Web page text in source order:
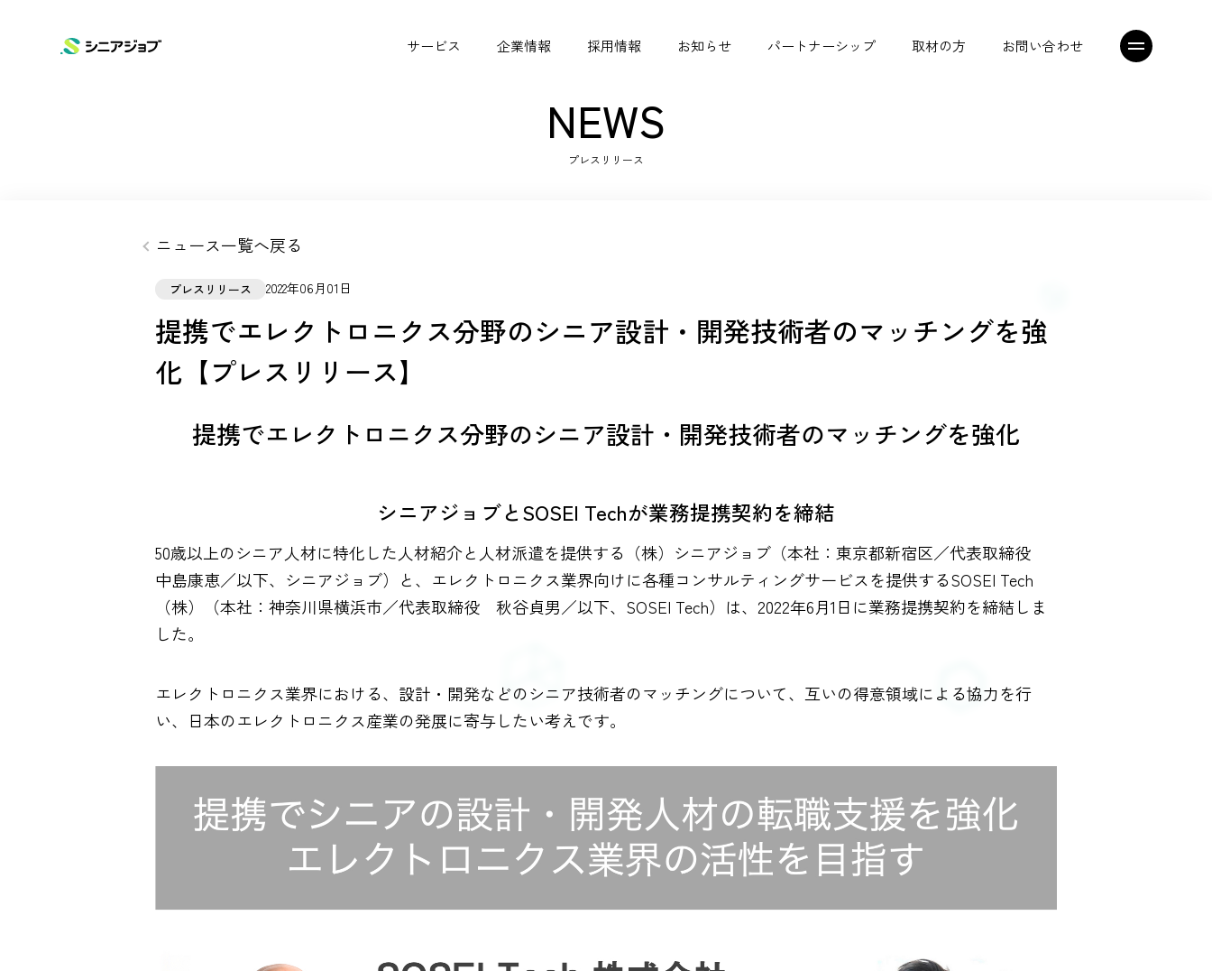
サービス 企業情報 採用情報 お知らせ パートナーシップ 取材の方 お問い合わせ
NEWS
プレスリリース
ニュース一覧へ戻る
プレスリリース 2022年06月01日
提携でエレクトロニクス分野のシニア設計・開発技術者のマッチングを強
化【プレスリリース】
提携でエレクトロニクス分野のシニア設計・開発技術者のマッチングを強化
シニアジョブとSOSEI Techが業務提携契約を締結
50歳以上のシニア人材に特化した人材紹介と人材派遣を提供する（株）シニアジョブ（本社：東京都新宿区／代表取締役
中島康恵／以下、シニアジョブ）と、エレクトロニクス業界向けに各種コンサルティングサービスを提供するSOSEI Tech
（株）（本社：神奈川県横浜市／代表取締役 秋谷貞男／以下、SOSEI Tech）は、2022年6月1日に業務提携契約を締結しま
した。
エレクトロニクス業界における、設計・開発などのシニア技術者のマッチングについて、互いの得意領域による協力を行
い、日本のエレクトロニクス産業の発展に寄与したい考えです。